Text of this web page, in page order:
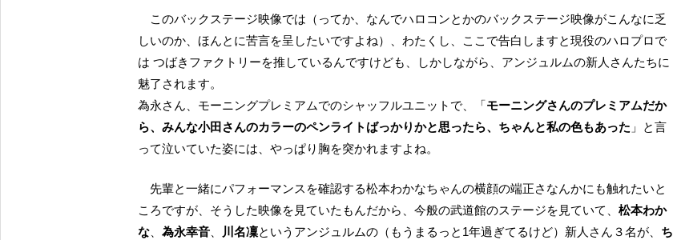
このバックステージ映像では（ってか、なんでハロコンとかのバックステージ映像がこんなに乏
しいのか、ほんとに苦言を呈したいですよね）、わたくし、ここで告白しますと現役のハロプロで
は つばきファクトリーを推しているんですけども、しかしながら、アンジュルムの新人さんたちに
魅了されます。
為永さん、モーニングプレミアムでのシャッフルユニットで、「モーニングさんのプレミアムだか
ら、みんな小田さんのカラーのペンライトばっかりかと思ったら、ちゃんと私の色もあった 」と言
って泣いていた姿には、やっぱり胸を突かれますよね。
先輩と一緒にパフォーマンスを確認する松本わかなちゃんの横顔の端正さなんかにも触れたいと
ころですが、そうした映像を見ていたもんだから、今般の武道館のステージを見ていて、 松本わか
な
為永幸音 川名凜というアンジュルムの（もうまるっと1年過ぎてるけど）新人さん３名が、 ち